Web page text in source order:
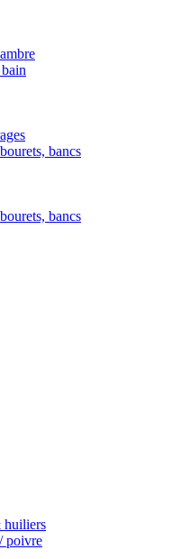
bancs
bancs
huiliers
poivre